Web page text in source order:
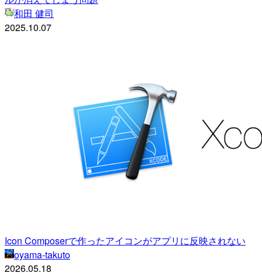
和田 健司
2025.10.07
Icon Composerで作ったアイコンがアプリに反映されない
oyama-takuto
2026.05.18